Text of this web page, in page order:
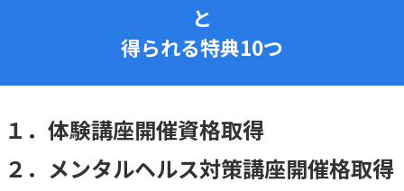
と
得られる特典10つ
１．体験講座開催資格取得
２．メンタルヘルス対策講座開催格取得